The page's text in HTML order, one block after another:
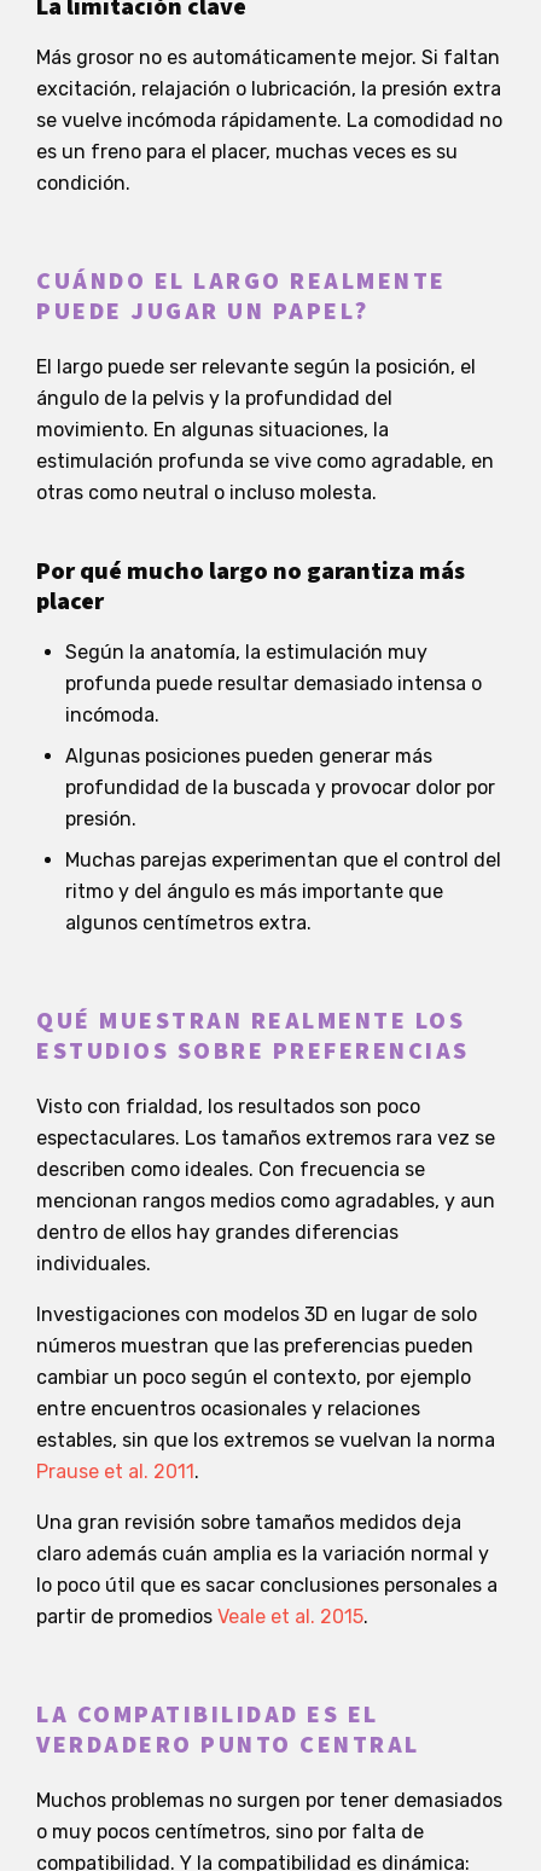
La limitación clave
Más grosor no es automáticamente mejor. Si faltan
excitación, relajación o lubricación, la presión extra
se vuelve incómoda rápidamente. La comodidad no
es un freno para el placer, muchas veces es su
condición.
CUÁNDO EL LARGO REALMENTE
PUEDE JUGAR UN PAPEL?
El largo puede ser relevante según la posición, el
ángulo de la pelvis y la profundidad del
movimiento. En algunas situaciones, la
estimulación profunda se vive como agradable, en
otras como neutral o incluso molesta.
Por qué mucho largo no garantiza más
placer
Según la anatomía, la estimulación muy
profunda puede resultar demasiado intensa o
incómoda.
Algunas posiciones pueden generar más
profundidad de la buscada y provocar dolor por
presión.
Muchas parejas experimentan que el control del
ritmo y del ángulo es más importante que
algunos centímetros extra.
QUÉ MUESTRAN REALMENTE LOS
ESTUDIOS SOBRE PREFERENCIAS
Visto con frialdad, los resultados son poco
espectaculares. Los tamaños extremos rara vez se
describen como ideales. Con frecuencia se
mencionan rangos medios como agradables, y aun
dentro de ellos hay grandes diferencias
individuales.
Investigaciones con modelos 3D en lugar de solo
números muestran que las preferencias pueden
cambiar un poco según el contexto, por ejemplo
entre encuentros ocasionales y relaciones
estables, sin que los extremos se vuelvan la norma
Prause et al. 2011.
Una gran revisión sobre tamaños medidos deja
claro además cuán amplia es la variación normal y
lo poco útil que es sacar conclusiones personales a
partir de promedios Veale et al. 2015.
LA COMPATIBILIDAD ES EL
VERDADERO PUNTO CENTRAL
Muchos problemas no surgen por tener demasiados
o muy pocos centímetros, sino por falta de
compatibilidad. Y la compatibilidad es dinámica: